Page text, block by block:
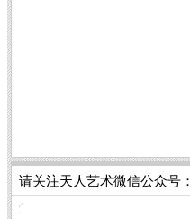
请关注天人艺术微信公众号：